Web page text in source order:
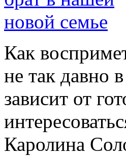
Как
не так давно
зависит от
Каролина